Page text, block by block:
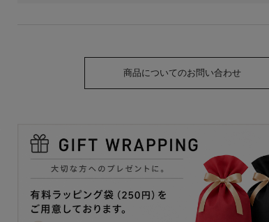
商品についてのお問い合わせ